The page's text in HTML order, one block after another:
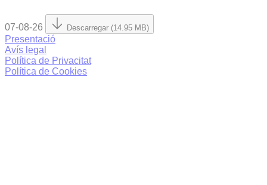
07-08-26 Descarregar (14.95 MB)
Presentació
Avís legal
Política de Privacitat
Política de Cookies